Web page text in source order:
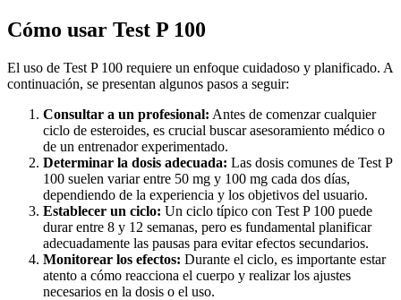
Cómo usar Test P 100
El uso de Test P 100 requiere un enfoque cuidadoso y planificado. A
continuación, se presentan algunos pasos a seguir:
Consultar a un profesional: Antes de comenzar cualquier
ciclo de esteroides, es crucial buscar asesoramiento médico o
de un entrenador experimentado.
Determinar la dosis adecuada: Las dosis comunes de Test P
100 suelen variar entre 50 mg y 100 mg cada dos días,
dependiendo de la experiencia y los objetivos del usuario.
Establecer un ciclo: Un ciclo típico con Test P 100 puede
durar entre 8 y 12 semanas, pero es fundamental planificar
adecuadamente las pausas para evitar efectos secundarios.
Monitorear los efectos: Durante el ciclo, es importante estar
atento a cómo reacciona el cuerpo y realizar los ajustes
necesarios en la dosis o el uso.